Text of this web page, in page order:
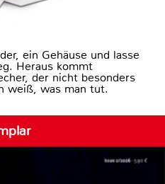
ein Gehäuse und lasse
Heraus kommt
der nicht besonders
weiß, was man tut.